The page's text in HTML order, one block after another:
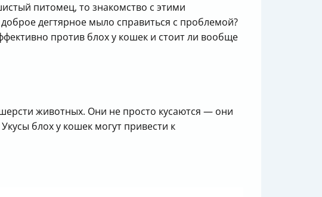
питомец, то знакомство с этими
дегтярное мыло справиться с проблемой?
против блох у кошек и стоит ли вообще
животных. Они не просто кусаются — они
блох у кошек могут привести к